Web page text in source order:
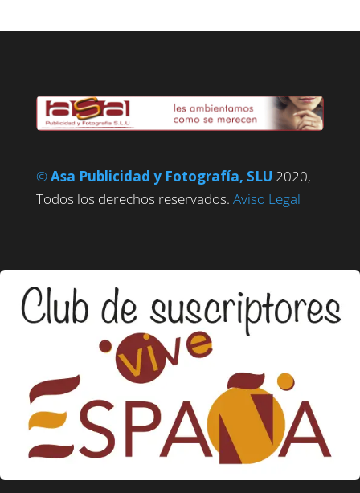
©Asa Publicidad y Fotografía, SLU 2020,
Todos los derechos reservados. Aviso Legal